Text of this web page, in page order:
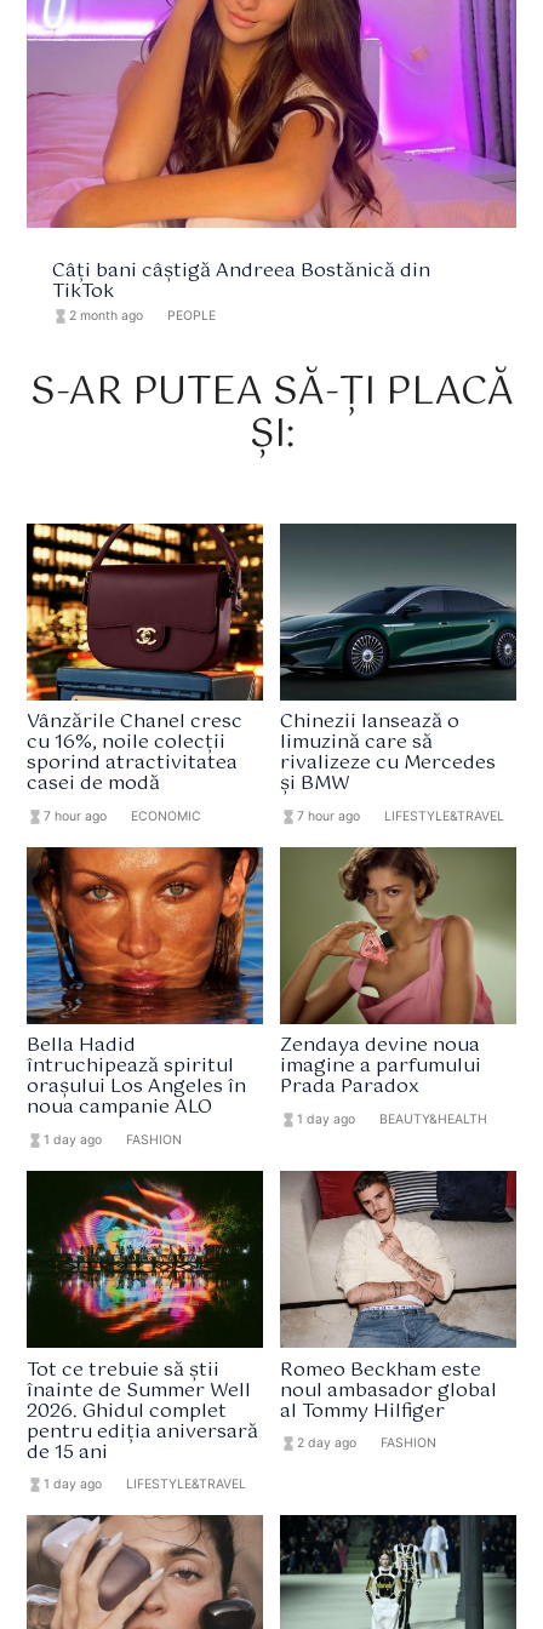
Câți bani câștigă Andreea Bostănică din
TikTok
hourglass_full 2 month ago PEOPLE
S-AR PUTEA SĂ-ȚI PLACĂ
ȘI:
Vânzările Chanel cresc
cu 16%, noile colecții
sporind atractivitatea
casei de modă
hourglass_full7 hour ago ECONOMIC
Chinezii lansează o
limuzină care să
rivalizeze cu Mercedes
și BMW
hourglass_full 7 hour ago LIFESTYLE&TRAVEL
Bella Hadid
întruchipează spiritul
orașului Los Angeles în
noua campanie ALO
hourglass_full1 day ago FASHION
Zendaya devine noua
imagine a parfumului
Prada Paradox
hourglass_full 1 day ago BEAUTY&HEALTH
Tot ce trebuie să știi
înainte de Summer Well
2026. Ghidul complet
pentru ediția aniversară
de 15 ani
hourglass_full1 day ago LIFESTYLE&TRAVEL
Romeo Beckham este
noul ambasador global
al Tommy Hilfiger
hourglass_full 2 day ago FASHION